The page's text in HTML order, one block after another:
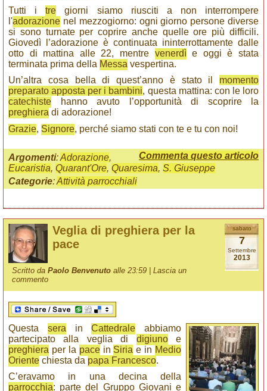
Tutti itre giorni siamo riusciti a non interrompere
l'adorazione nel mezzogiorno: ogni giorno persone diverse
si sono turnate per coprire anche quelle ore più difficili.
Giovedì l’adorazione è continuata ininterrottamente dalle
otto di mattina alle 22, mentre venerdìe oggi è stata
terminata prima della Messa vespertina.
Un’altra cosa bella di quest’anno è stato il momento
preparato apposta per i bambini, questa mattina: con le loro
catechiste hanno avuto l’opportunità di scoprire la
preghiera di adorazione!
Grazie, Signore, perché siamo stati con te e tu con noi!
Commenta questo articolo
Argomenti:Adorazione,
Eucaristia, Quarant'Ore, Quaresima, S. Giuseppe
Categorie:Attività parrocchiali
sabato
7
Settembre
2013
Veglia di preghiera per la
pace
Scritto daPaolo Benvenuto alle 23:59 |Lascia un
commento
Questa sera inCattedrale abbiamo
partecipato alla veglia di digiunoe
preghiera per la pacein Siria e in Medio
Oriente chiesta da papa Francesco.
C’eravamo in una decina della
parrocchia: parte del Gruppo Giovani e